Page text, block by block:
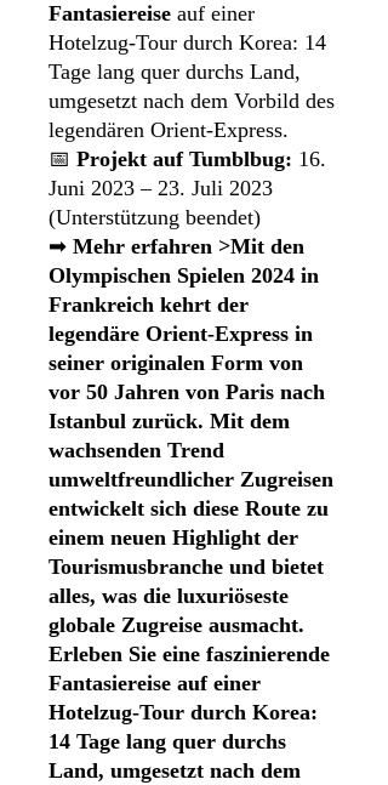
Fantasiereise auf einer
Hotelzug-Tour durch Korea: 14
Tage lang quer durchs Land,
umgesetzt nach dem Vorbild des
legendären Orient-Express.
📅 Projekt auf Tumblbug: 16.
Juni 2023 – 23. Juli 2023
(Unterstützung beendet)
➡ Mehr erfahren >Mit den
Olympischen Spielen 2024 in
Frankreich kehrt der
legendäre Orient-Express in
seiner originalen Form von
vor 50 Jahren von Paris nach
Istanbul zurück. Mit dem
wachsenden Trend
umweltfreundlicher Zugreisen
entwickelt sich diese Route zu
einem neuen Highlight der
Tourismusbranche und bietet
alles, was die luxuriöseste
globale Zugreise ausmacht.
Erleben Sie eine faszinierende
Fantasiereise auf einer
Hotelzug-Tour durch Korea:
14 Tage lang quer durchs
Land, umgesetzt nach dem